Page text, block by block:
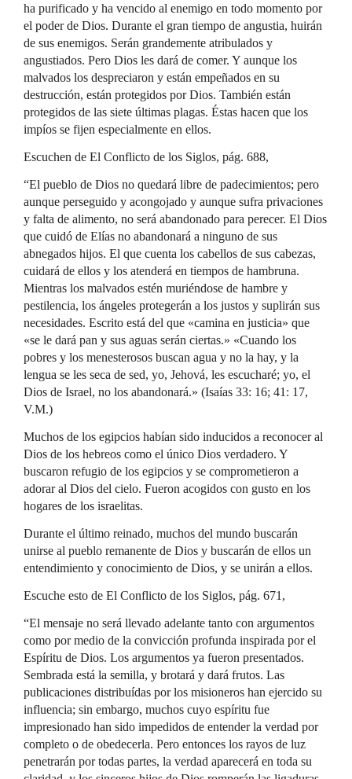
ha purificado y ha vencido al enemigo en todo momento por
el poder de Dios. Durante el gran tiempo de angustia, huirán
de sus enemigos. Serán grandemente atribulados y
angustiados. Pero Dios les dará de comer. Y aunque los
malvados los despreciaron y están empeñados en su
destrucción, están protegidos por Dios. También están
protegidos de las siete últimas plagas. Éstas hacen que los
impíos se fijen especialmente en ellos.
Escuchen de El Conflicto de los Siglos, pág. 688,
“El pueblo de Dios no quedará libre de padecimientos; pero
aunque perseguido y acongojado y aunque sufra privaciones
y falta de alimento, no será abandonado para perecer. El Dios
que cuidó de Elías no abandonará a ninguno de sus
abnegados hijos. El que cuenta los cabellos de sus cabezas,
cuidará de ellos y los atenderá en tiempos de hambruna.
Mientras los malvados estén muriéndose de hambre y
pestilencia, los ángeles protegerán a los justos y suplirán sus
necesidades. Escrito está del que «camina en justicia» que
«se le dará pan y sus aguas serán ciertas.» «Cuando los
pobres y los menesterosos buscan agua y no la hay, y la
lengua se les seca de sed, yo, Jehová, les escucharé; yo, el
Dios de Israel, no los abandonará.» (Isaías 33: 16; 41: 17,
V.M.)
Muchos de los egipcios habían sido inducidos a reconocer al
Dios de los hebreos como el único Dios verdadero. Y
buscaron refugio de los egipcios y se comprometieron a
adorar al Dios del cielo. Fueron acogidos con gusto en los
hogares de los israelitas.
Durante el último reinado, muchos del mundo buscarán
unirse al pueblo remanente de Dios y buscarán de ellos un
entendimiento y conocimiento de Dios, y se unirán a ellos.
Escuche esto de El Conflicto de los Siglos, pág. 671,
“El mensaje no será llevado adelante tanto con argumentos
como por medio de la convicción profunda inspirada por el
Espíritu de Dios. Los argumentos ya fueron presentados.
Sembrada está la semilla, y brotará y dará frutos. Las
publicaciones distribuídas por los misioneros han ejercido su
influencia; sin embargo, muchos cuyo espíritu fue
impresionado han sido impedidos de entender la verdad por
completo o de obedecerla. Pero entonces los rayos de luz
penetrarán por todas partes, la verdad aparecerá en toda su